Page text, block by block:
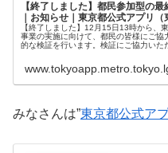
【終了しました】都民参加型の最
｜お知らせ｜東京都公式アプリ（
【終了しました】12月15日13時から、
事業の実施に向けて、都民の皆様にご協
的な検証を行います。検証にご協力いた
みなさんは”東京都公式ア